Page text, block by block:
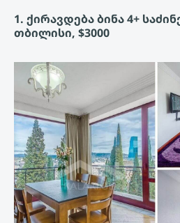
1. ქირავდება ბინა 4+
თბილისი, $3000